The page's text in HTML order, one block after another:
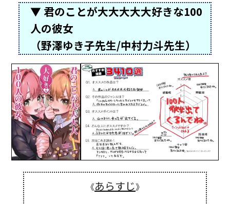
▼ 君のことが大大大大大好きな100
人の彼女
（野澤ゆき子先生/中村力斗先生）
《あらすじ》